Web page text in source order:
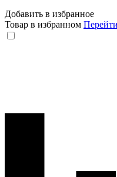
Добавить в избранное
Товар в избранном